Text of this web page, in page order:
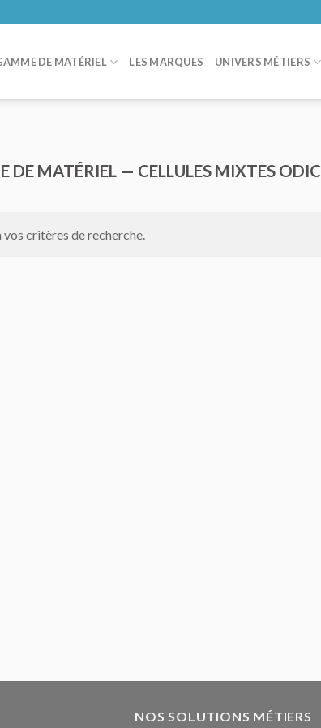
DE MATÉRIEL LES MARQUES UNIVERS MÉTIERS
DE MATÉRIEL — CELLULES MIXTES ODIC
critères de recherche.
NOS SOLUTIONS MÉTIERS